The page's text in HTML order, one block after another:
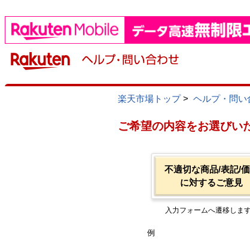
楽天市場トップ> ヘルプ・問い
ご希望の内容をお選びい
不適切な商品/表記/
に対するご意見
入力フォームへ遷移します
例